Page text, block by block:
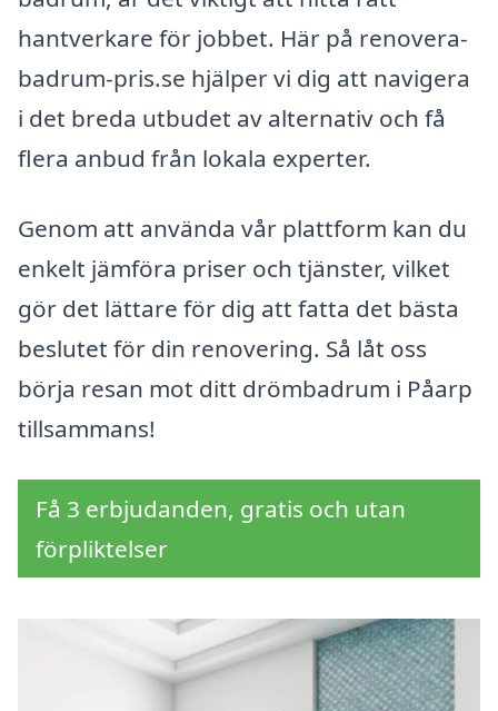
hantverkare för jobbet. Här på renovera-
badrum-pris.se hjälper vi dig att navigera
i det breda utbudet av alternativ och få
flera anbud från lokala experter.
Genom att använda vår plattform kan du
enkelt jämföra priser och tjänster, vilket
gör det lättare för dig att fatta det bästa
beslutet för din renovering. Så låt oss
börja resan mot ditt drömbadrum i Påarp
tillsammans!
Få 3 erbjudanden, gratis och utan
förpliktelser